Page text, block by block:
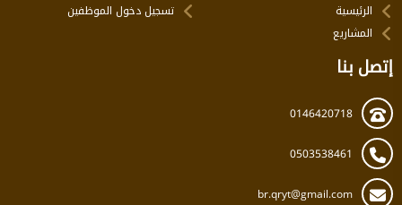
الرئيسية
المشاريع
تسجيل دخول الموظفين
إتصل بنا
0146420718
0503538461
br.qryt@gmail.com